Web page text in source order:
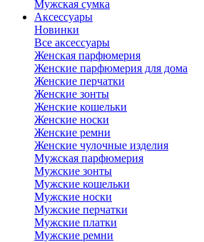
Мужская сумка
Аксессуары
Новинки
Все аксессуары
Женская парфюмерия
Женские парфюмерия для дома
Женские перчатки
Женские зонты
Женские кошельки
Женские носки
Женские ремни
Женские чулочные изделия
Мужская парфюмерия
Мужские зонты
Мужские кошельки
Мужские носки
Мужские перчатки
Мужские платки
Мужские ремни